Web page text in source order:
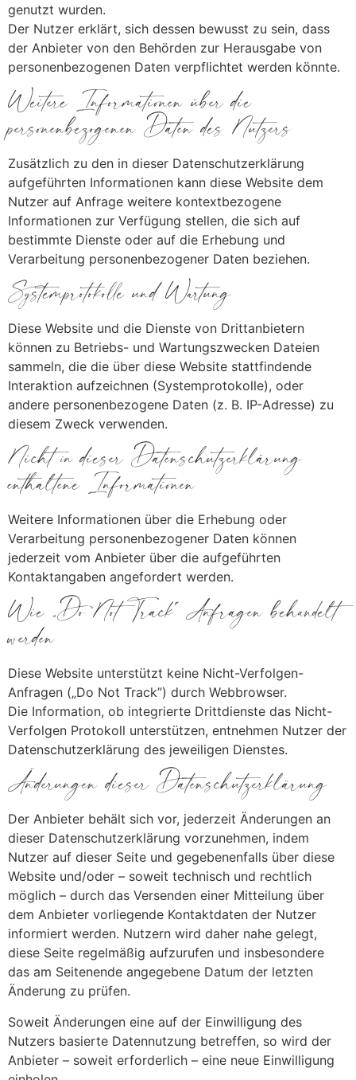
genutzt wurden.
Der Nutzer erklärt, sich dessen bewusst zu sein, dass
der Anbieter von den Behörden zur Herausgabe von
personenbezogenen Daten verpflichtet werden könnte.
Weitere Informationen über die
personenbezogenen Daten des Nutzers
Zusätzlich zu den in dieser Datenschutzerklärung
aufgeführten Informationen kann diese Website dem
Nutzer auf Anfrage weitere kontextbezogene
Informationen zur Verfügung stellen, die sich auf
bestimmte Dienste oder auf die Erhebung und
Verarbeitung personenbezogener Daten beziehen.
Systemprotokolle und Wartung
Diese Website und die Dienste von Drittanbietern
können zu Betriebs- und Wartungszwecken Dateien
sammeln, die die über diese Website stattfindende
Interaktion aufzeichnen (Systemprotokolle), oder
andere personenbezogene Daten (z. B. IP-Adresse) zu
diesem Zweck verwenden.
Nicht in dieser Datenschutzerklärung
enthaltene Informationen
Weitere Informationen über die Erhebung oder
Verarbeitung personenbezogener Daten können
jederzeit vom Anbieter über die aufgeführten
Kontaktangaben angefordert werden.
Wie „Do Not Track“ Anfragen behandelt
werden
Diese Website unterstützt keine Nicht-Verfolgen-
Anfragen („Do Not Track”) durch Webbrowser.
Die Information, ob integrierte Drittdienste das Nicht-
Verfolgen Protokoll unterstützen, entnehmen Nutzer der
Datenschutzerklärung des jeweiligen Dienstes.
Änderungen dieser Datenschutzerklärung
Der Anbieter behält sich vor, jederzeit Änderungen an
dieser Datenschutzerklärung vorzunehmen, indem
Nutzer auf dieser Seite und gegebenenfalls über diese
Website und/oder – soweit technisch und rechtlich
möglich – durch das Versenden einer Mitteilung über
dem Anbieter vorliegende Kontaktdaten der Nutzer
informiert werden. Nutzern wird daher nahe gelegt,
diese Seite regelmäßig aufzurufen und insbesondere
das am Seitenende angegebene Datum der letzten
Änderung zu prüfen.
Soweit Änderungen eine auf der Einwilligung des
Nutzers basierte Datennutzung betreffen, so wird der
Anbieter – soweit erforderlich – eine neue Einwilligung